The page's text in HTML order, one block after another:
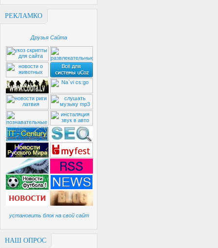
РЕКЛАМКО
Друзья Сайта
установить блок на свой сайт
НАШ ОПРОС